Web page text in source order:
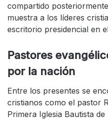
compartido
muestra a los líderes
escritorio presidencial en
Pastores
por la nación
Entre los presentes se
cristianos como el pastor
Primera Iglesia Bautista